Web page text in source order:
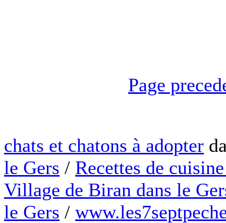
Page
chats et chatons à adopter
le Gers / Recettes de
Village de Biran dans le
le Gers /